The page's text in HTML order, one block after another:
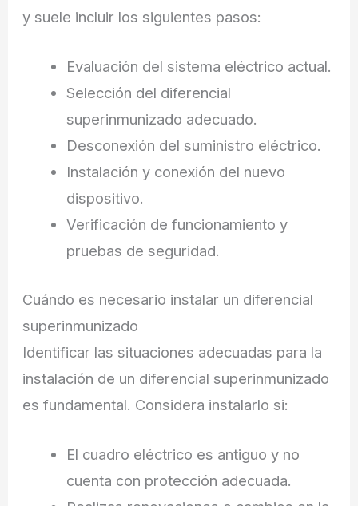
y suele incluir los siguientes pasos:
Evaluación del sistema eléctrico actual.
Selección del diferencial
superinmunizado adecuado.
Desconexión del suministro eléctrico.
Instalación y conexión del nuevo
dispositivo.
Verificación de funcionamiento y
pruebas de seguridad.
Cuándo es necesario instalar un diferencial
superinmunizado
Identificar las situaciones adecuadas para la
instalación de un diferencial superinmunizado
es fundamental. Considera instalarlo si:
El cuadro eléctrico es antiguo y no
cuenta con protección adecuada.